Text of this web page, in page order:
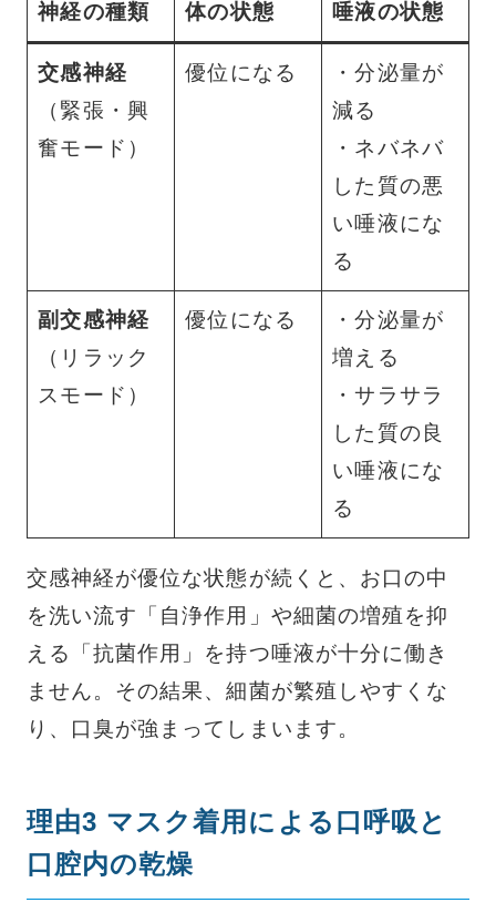
神経の種類 体の状態 唾液の状態
交感神経
（緊張・興
奮モード）
優位になる
・分泌量が
減る
・ネバネバ
した質の悪
い唾液にな
る
副交感神経
（リラック
スモード）
優位になる
・分泌量が
増える
・サラサラ
した質の良
い唾液にな
る
交感神経が優位な状態が続くと、お口の中
を洗い流す「自浄作用」や細菌の増殖を抑
える「抗菌作用」を持つ唾液が十分に働き
ません。その結果、細菌が繁殖しやすくな
り、口臭が強まってしまいます。
理由3 マスク着用による口呼吸と
口腔内の乾燥